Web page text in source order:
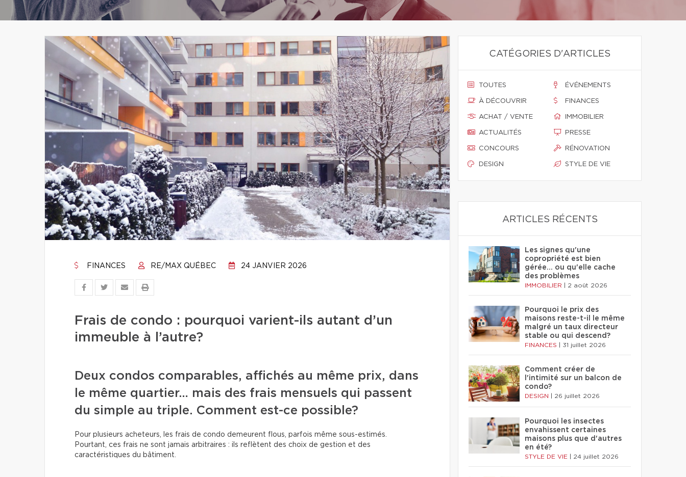
FINANCES RE/MAX QUÉBEC 24 JANVIER 2026
Frais de condo : pourquoi varient-ils autant d’un
immeuble à l’autre?
Deux condos comparables, affichés au même prix, dans
le même quartier… mais des frais mensuels qui passent
du simple au triple. Comment est-ce possible?
Pour plusieurs acheteurs, les frais de condo demeurent flous, parfois même sous-estimés.
Pourtant, ces frais ne sont jamais arbitraires : ils reflètent des choix de gestion et des
caractéristiques du bâtiment.
CATÉGORIES D'ARTICLES
TOUTES
À DÉCOUVRIR
ACHAT / VENTE
ACTUALITÉS
CONCOURS
DESIGN
ÉVÉNEMENTS
FINANCES
IMMOBILIER
PRESSE
RÉNOVATION
STYLE DE VIE
ARTICLES RÉCENTS
Les signes qu'une
copropriété est bien
gérée… ou qu'elle cache
des problèmes
IMMOBILIER 2 août 2026
Pourquoi le prix des
maisons reste-t-il le même
malgré un taux directeur
stable ou qui descend?
FINANCES 31 juillet 2026
Comment créer de
l'intimité sur un balcon de
condo?
DESIGN 26 juillet 2026
Pourquoi les insectes
envahissent certaines
maisons plus que d'autres
en été?
STYLE DE VIE 24 juillet 2026